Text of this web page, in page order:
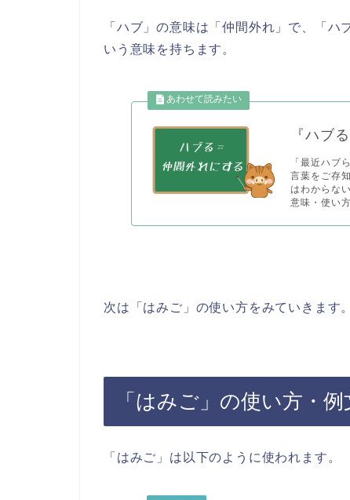
「ハブ」の意味は「仲間外れ」で、「
いう意味を持ちます。
『ハブ
「最近ハブ
言葉をご存
はわからな
意味・使い
次は「はみご」の使い方をみていきます。
「はみご」の使い方・例
「はみご」は以下のように使われます。